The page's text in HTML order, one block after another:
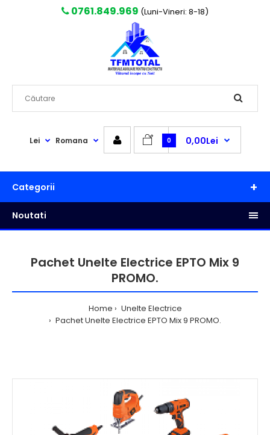
0761.849.969 (Luni-Vineri: 8-18)
Lei Romana 0 0,00Lei
Categorii
Noutati
Pachet Unelte Electrice EPTO Mix 9
PROMO.
Home
Unelte Electrice
Pachet Unelte Electrice EPTO Mix 9 PROMO.